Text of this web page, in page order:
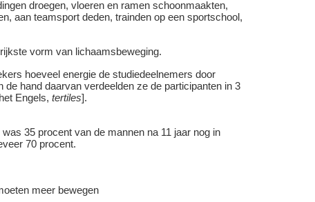
droegen, vloeren en ramen schoonmaakten,
aan teamsport deden, trainden op een sportschool,
vorm van lichaamsbeweging.
hoeveel energie de studiedeelnemers door
de hand daarvan verdeelden ze de participanten in 3
Engels, tertiles].
35 procent van de mannen na 11 jaar nog in
70 procent.